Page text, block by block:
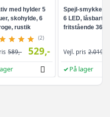
med hylder 5
skohylde, 6
rustik
(2)
589,- 529,-
Spejl-
6 LED, låsbart -
fritstående 360°
helkropsspejl, 3
hvid/greige
Vejl. pris 2.019,-
På lager